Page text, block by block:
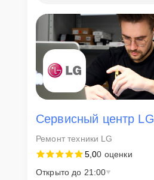
Сервисный центр LG
Ремонт техники LG
5,00 оценки
Открыто до 21:00